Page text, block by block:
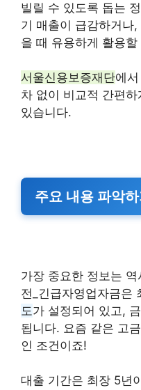
빌릴 수 있도록 돕는
기 매출이 급감하거나
을 때 유용하게 활용
서울신용보증재단에
차 없이 비교적 간편
있습니다.
주요 내용 파악하
가장 중요한 정보는 역
전_긴급자영업자금은
도가 설정되어 있고,
됩니다. 요즘 같은 고
인 조건이죠!
대출 기간은 최장 5년